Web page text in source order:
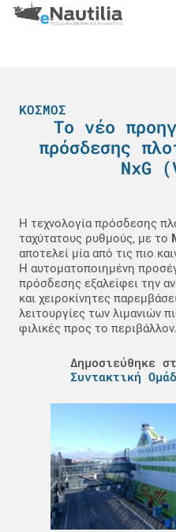
ΚΌΣΜΟΣ
Το νέο
πρόσδεσης
NxG
Η τεχνολογία πρόσδεσης
ταχύτατους ρυθμούς, με το
αποτελεί μία από τις πιο
Η αυτοματοποιημένη
πρόσδεσης εξαλείφει την
και χειροκίνητες
λειτουργίες των λιμανιών
φιλικές προς το περιβάλλον.
Δημοσιεύθηκε
Συντακτική